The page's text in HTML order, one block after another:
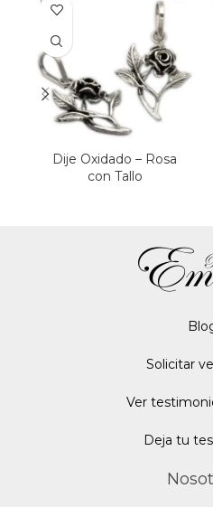
Dije Oxidado – Rosa
con Tallo
Blo
Solicitar
Ver
Deja tu